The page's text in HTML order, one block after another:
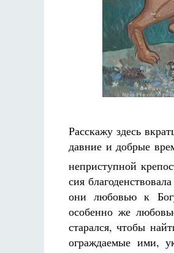
Расскажу здесь
давние и добрые
неприступной
сия
они любовью к
особенно же
старался, чтобы
ограждаемые ими,